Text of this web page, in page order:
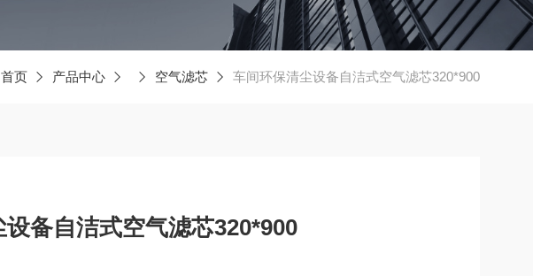
首页 产品中心 空气滤芯 车间环保清尘设备自洁式空气滤芯320*900
备自洁式空气滤芯320*900